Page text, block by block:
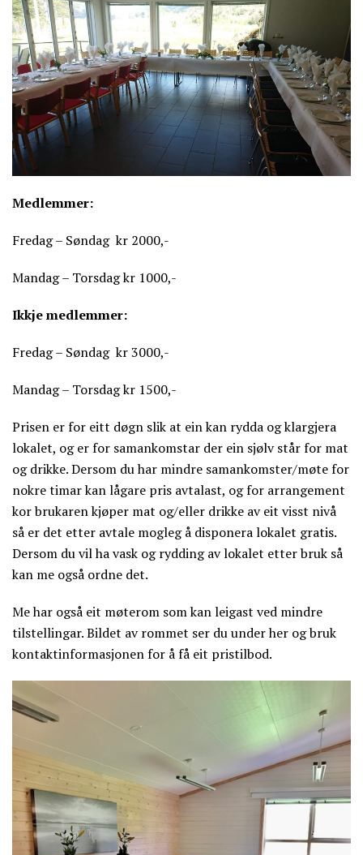
Medlemmer:
Fredag – Søndag kr 2000,-
Mandag – Torsdag kr 1000,-
Ikkje medlemmer:
Fredag – Søndag kr 3000,-
Mandag – Torsdag kr 1500,-
Prisen er for eitt døgn slik at ein kan rydda og klargjera
lokalet, og er for samankomstar der ein sjølv står for mat
og drikke. Dersom du har mindre samankomster/møte for
nokre timar kan lågare pris avtalast, og for arrangement
kor brukaren kjøper mat og/eller drikke av eit visst nivå
så er det etter avtale mogleg å disponera lokalet gratis.
Dersom du vil ha vask og rydding av lokalet etter bruk så
kan me også ordne det.
Me har også eit møterom som kan leigast ved mindre
tilstellingar. Bildet av rommet ser du under her og bruk
kontaktinformasjonen for å få eit pristilbod.